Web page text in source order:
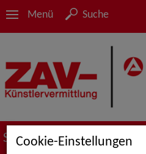
Menü Suche
Suche nach Künstler*innen
Cookie-Einstellungen